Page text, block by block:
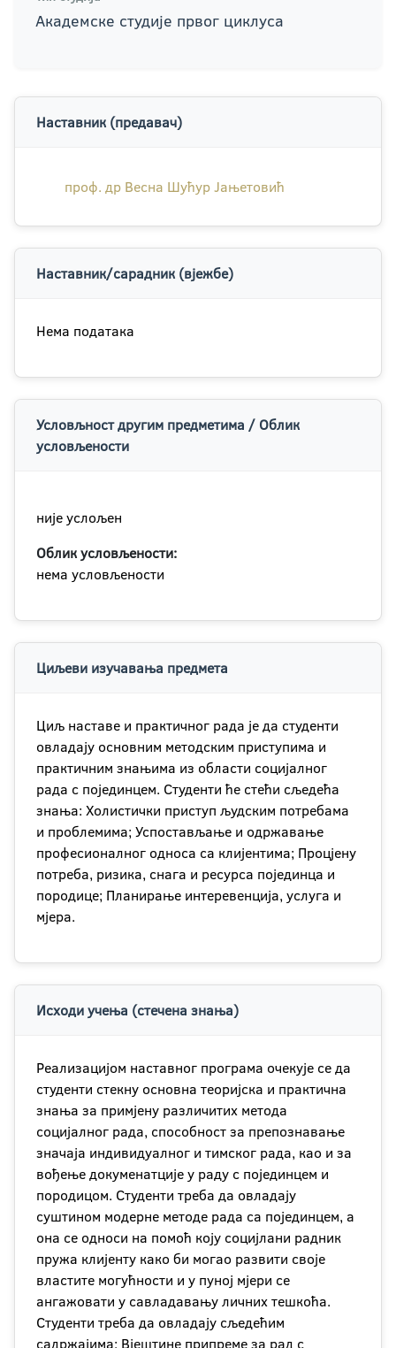
Академске студије првог циклуса
Наставник (предавач)
проф. др Весна Шућур Јањетовић
Наставник/сарадник (вјежбе)
Нема података
Условљност другим предметима / Облик
условљености
није услољен
Облик условљености:
нема условљености
Циљеви изучавања предмета
Циљ наставе и практичног рада је да студенти
овладају основним методским приступима и
практичним знањима из области социјалног
рада с појединцем. Студенти ће стећи сљедећа
знања: Холистички приступ људским потребама
и проблемима; Успостављање и одржавање
професионалног односа са клијентима; Процјену
потреба, ризика, снага и ресурса појединца и
породице; Планирање интеревенција, услуга и
мјера.
Исходи учења (стечена знања)
Реализацијом наставног програма очекује се да
студенти стекну основна теоријска и практична
знања за примјену различитих метода
социјалног рада, способност за препознавање
значаја индивидуалног и тимског рада, као и за
вођење докуменатције у раду с појединцем и
породицом. Студенти треба да овладају
суштином модерне методе рада са појединцем, а
она се односи на помоћ коју социјлани радник
пружа клијенту како би могао развити своје
властите могућности и у пуној мјери се
ангажовати у савладавању личних тешкоћа.
Студенти треба да овладају сљедећим
садржајима: Вјештине припреме за рад с